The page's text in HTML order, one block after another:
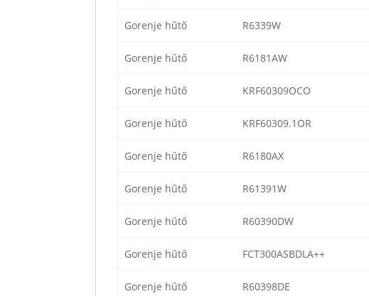
Gorenje hűtő R6339W
Gorenje hűtő R6181AW
Gorenje hűtő KRF60309OCO
Gorenje hűtő KRF60309.1OR
Gorenje hűtő R6180AX
Gorenje hűtő R61391W
Gorenje hűtő R60390DW
Gorenje hűtő FCT300ASBDLA++
Gorenje hűtő R60398DE